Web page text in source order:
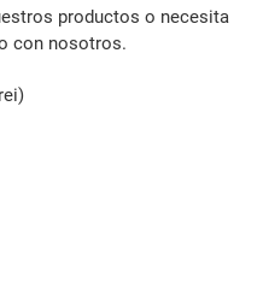
productos o necesita
con nosotros.